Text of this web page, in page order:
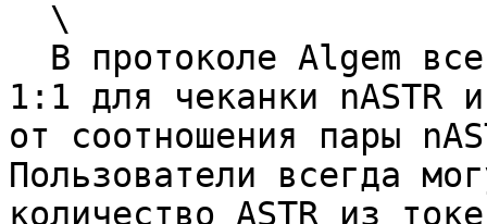
1:1 для чеканки nASTR
от соотношения пары
Пользователи всегда
количество ASTR из